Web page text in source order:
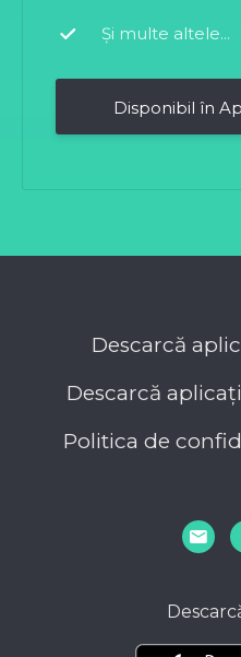
Și multe altele...
Disponibil în
Descarcă
Descarcă
Politica de